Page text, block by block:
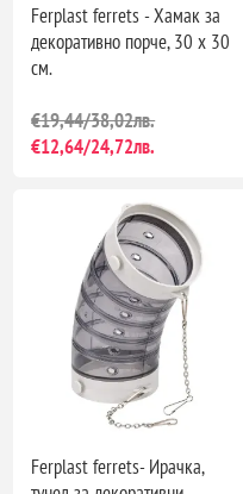
Ferplast ferrets - Хамак за
декоративно порче, 30 x 30
см.
€19,44/38,02лв.
€12,64/24,72лв.
Ferplast ferrets- Ирачка,